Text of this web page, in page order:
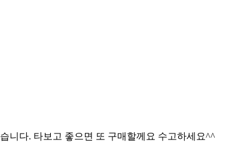
니다. 타보고 좋으면 또 구매할께요 수고하세요^^